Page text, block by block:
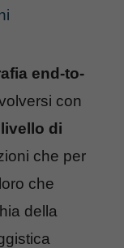
end-to-
con
di
che per
che
della